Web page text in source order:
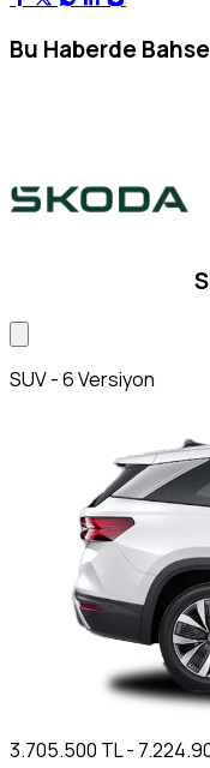
Bu Haberde
SUV - 6 Versiyon
3.705.500 TL -